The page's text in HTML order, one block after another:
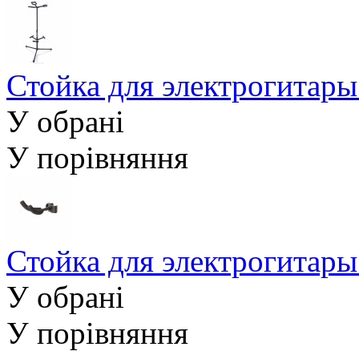
Стойка для
У обрані
У порівняння
Стойка для
У обрані
У порівняння